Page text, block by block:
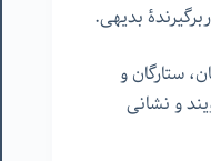
بدیهی.
ستارگان و
و نشانی